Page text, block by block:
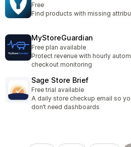
Free
Find products with missing
MyStoreGuardian
Free plan available
Protect revenue with hourly
checkout monitoring
Sage Store Brief
Free trial available
A daily store checkup email so
don’t need dashboards